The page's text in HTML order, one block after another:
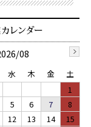
08
水 木 金
土
1
5 6 7
8
12 13 14 15